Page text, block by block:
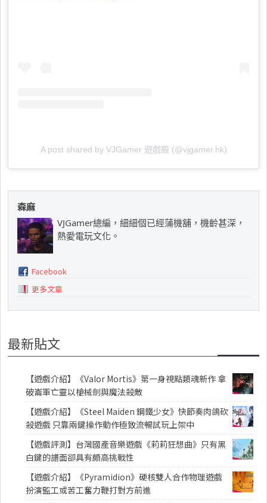
A post shared by VJGamer 遊戲殿 (@vjgamer.hk)
森麻
VJGamer總編，細細個已經蒲機舖，機齡甚深，
熱愛電玩文化。
Facebook
更多文章
最新貼文
【遊戲介紹】《Valor Mortis》第一身視點類魂新作 拿
破崙軍亡靈以槍械劍與魔法殺敵
【遊戲介紹】《Steel Maiden 鋼鐵少女》快節奏肉鴿砍
殺遊戲 只靠兩鍵操作動作極致流暢試玩上架中
【遊戲評測】台灣國產音樂遊戲《莉莉狂想曲》只有黑
白鍵的譜面卻具有頗高挑戰性
【遊戲介紹】《Pyramidion》硬核雙人合作物理遊戲
扮演監工或苦工奮力鞭打對方前進